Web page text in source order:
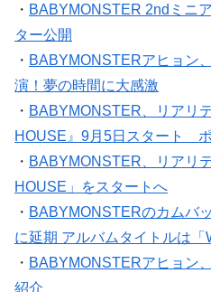
ター公開
・BABYMONSTERアヒョン
演！夢の時間に大感激
・BABYMONSTER、リアリ
HOUSE』9月5日スタート
・BABYMONSTER、リアリ
HOUSE」をスタートへ
・BABYMONSTERのカムバ
に延期 アルバムタイトルは
・BABYMONSTERアヒョン
紹介